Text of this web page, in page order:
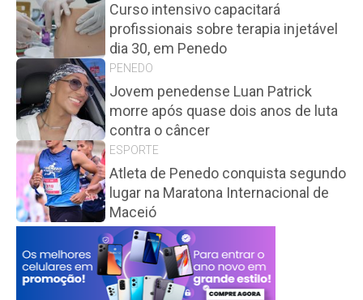
Curso intensivo capacitará
profissionais sobre terapia injetável
dia 30, em Penedo
PENEDO
Jovem penedense Luan Patrick
morre após quase dois anos de luta
contra o câncer
ESPORTE
Atleta de Penedo conquista segundo
lugar na Maratona Internacional de
Maceió